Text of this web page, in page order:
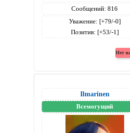
Сообщений: 816
Уважение: [+79/-0]
Позитив: [+53/-1]
Ilmarinen
Всемогущий